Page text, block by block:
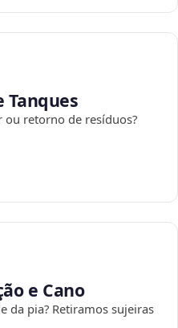
Tanques
ou retorno de resíduos?
e Cano
da pia? Retiramos sujeiras